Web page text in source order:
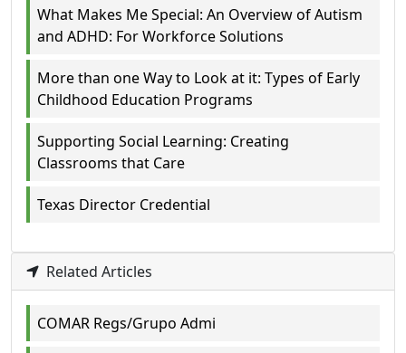
What Makes Me Special: An Overview of Autism
and ADHD: For Workforce Solutions
More than one Way to Look at it: Types of Early
Childhood Education Programs
Supporting Social Learning: Creating
Classrooms that Care
Texas Director Credential
Related Articles
COMAR Regs/Grupo Admi